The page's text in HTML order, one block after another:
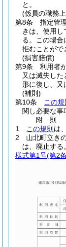
と。
(係員の職務
第8条
指定管
きは、使用
る。
この場
拒むことがで
(損害賠償)
第9条
利用者
又は滅失し
形に復し、又
(補則)
第10条
この規
関し必要な事
附 則
1
この規則 は
2
山北町立き
は、廃止する。
様式第1号(第2